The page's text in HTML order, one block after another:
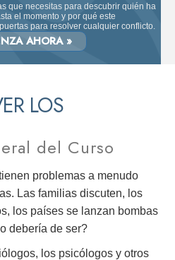
que necesitas para descubrir quién ha
el momento y por qué este
para resolver cualquier conflicto.
AHORA »
LOS
del Curso
problemas a menudo
Las familias discuten, los
los países se lanzan bombas
debería de ser?
los psicólogos y otros